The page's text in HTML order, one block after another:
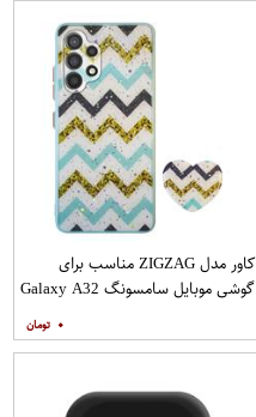
کاور مدل ZIGZAG مناسب برای
گوشی موبایل سامسونگ Galaxy A32
۰